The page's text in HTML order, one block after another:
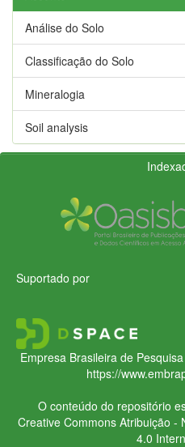
Análise do Solo
Classificação do Solo
Mineralogia
Soil analysis
Suportado por
Empresa Brasileira de
https://
O conteúdo do repositório
Creative CommonsAtribuição -
4.0